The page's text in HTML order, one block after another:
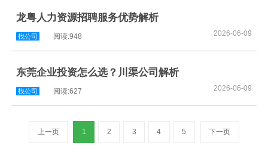
龙粤人力资源招聘服务优势解析
找公司 阅读:948 2026-06-09
东莞企业投资怎么选？川渠公司解析
找公司 阅读:627 2026-06-09
上一页 1 2 3 4 5 下一页